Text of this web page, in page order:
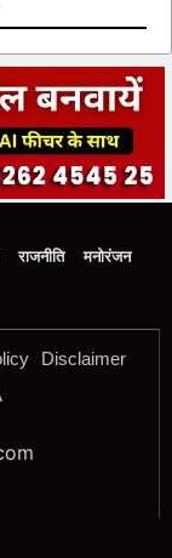
राजनीति
मनोरंजन
Disclaimer